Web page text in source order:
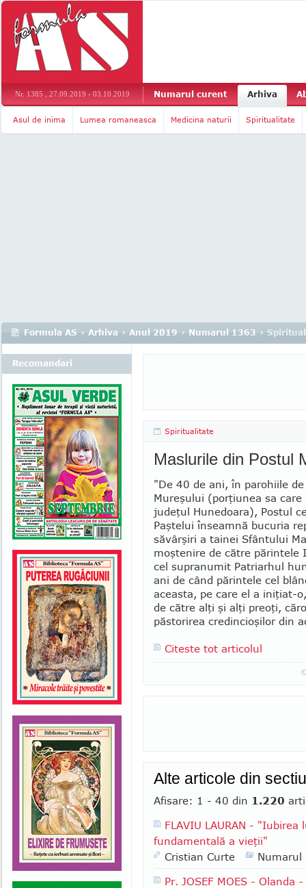
Nr. 1385 , 27.09.2019 - 03.10.2019 Numarul curent Arhiva
Asul de inima Lumea romaneasca Medicina naturii Spiritualitate
Formula AS › Arhiva › Anul 2019 › Numarul 1363 ›
Spiritualitate
Maslurile din Postul
"De 40 de ani, în parohiile de
Mureşului (porţiunea sa care
judeţul Hunedoara), Pos­tul
Paştelui înseamnă bucuria
săvârşiri a tainei Sfântului
moştenire de către părintele
cel supranumit Patriarhul
ani de când părintele cel
aceasta, pe care el a iniţiat-
de către alţi şi alţi preoţi,
păstorirea cre­dincioşilor din
Citeste tot articolul
Alte articole din
Afisare: 1 - 40 din 1.220
FLAVIU LAURAN -
fundamentală a vieţii"
Cristian Curte
Numarul
Pr. JOSEF MOES -
Recomandari